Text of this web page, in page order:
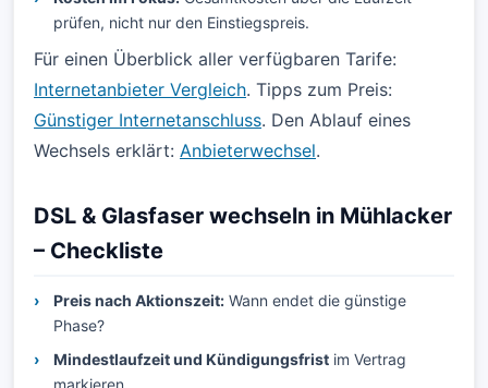
prüfen, nicht nur den Einstiegspreis.
Für einen Überblick aller verfügbaren Tarife:
Internetanbieter Vergleich. Tipps zum Preis:
Günstiger Internetanschluss. Den Ablauf eines
Wechsels erklärt: Anbieterwechsel.
DSL & Glasfaser wechseln in Mühlacker
– Checkliste
Preis nach Aktionszeit: Wann endet die günstige
Phase?
Mindestlaufzeit und Kündigungsfrist im Vertrag
markieren.